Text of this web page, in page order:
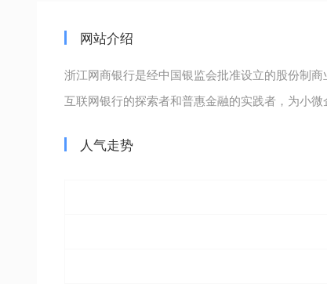
网站介绍
浙江网商银行是经中国银监会批准设立的股份制
互联网银行的探索者和普惠金融的实践者，为小
人气走势